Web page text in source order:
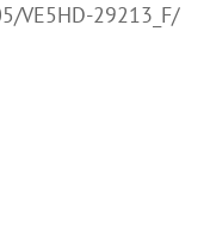
VE5HD-29213_F/